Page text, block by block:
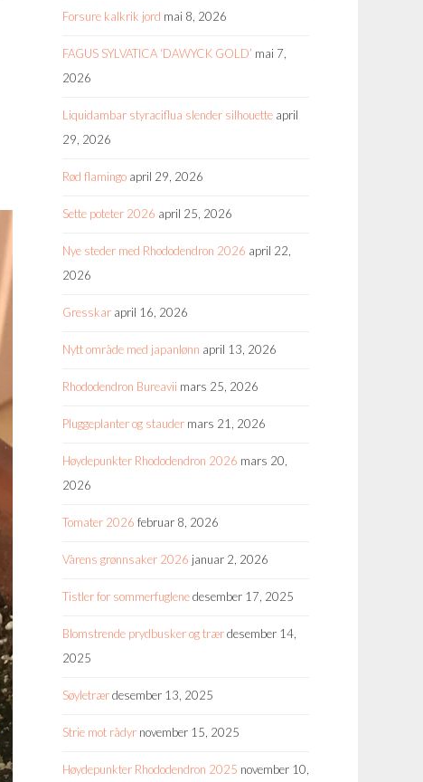
Forsure kalkrik jord mai 8, 2026
FAGUS SYLVATICA ‘DAWYCK GOLD’ mai 7,
2026
Liquidambar styraciflua slender silhouette april
29, 2026
Rød flamingo april 29, 2026
Sette poteter 2026 april 25, 2026
Nye steder med Rhododendron 2026 april 22,
2026
Gresskar april 16, 2026
Nytt område med japanlønn april 13, 2026
Rhododendron Bureavii mars 25, 2026
Pluggeplanter og stauder mars 21, 2026
Høydepunkter Rhododendron 2026 mars 20,
2026
Tomater 2026 februar 8, 2026
Vårens grønnsaker 2026 januar 2, 2026
Tistler for sommerfuglenedesember 17, 2025
Blomstrende prydbusker og trærdesember 14,
2025
Søyletrærdesember 13, 2025
Strie mot rådyr november 15, 2025
Høydepunkter Rhododendron 2025 november 10,